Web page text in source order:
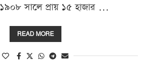
সালে প্রায় ১৫ হাজার …
READ MORE